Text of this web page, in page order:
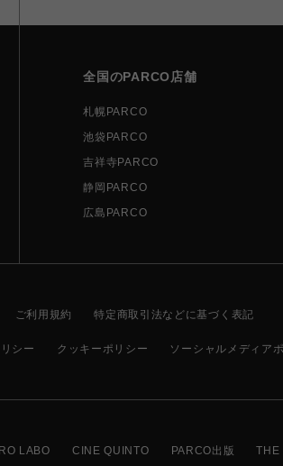
全国のPARCO店舗
札幌PARCO
池袋PARCO
吉祥寺PARCO
静岡PARCO
広島PARCO
ご利用規約 特定商取引法などに基づく表記
シー クッキーポリシー ソーシャルメディア
LABO CINE QUINTO PARCO出版 THE